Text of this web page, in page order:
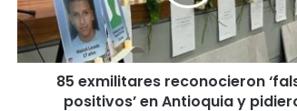
85 exmilitares reconocieron
positivos’ en Antioquia y